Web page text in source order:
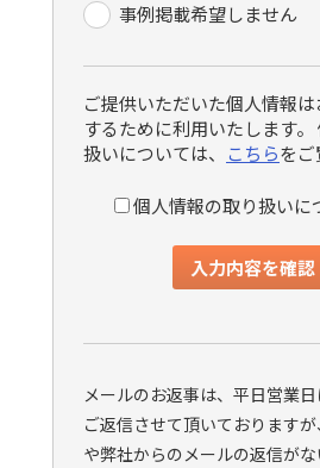
事例掲載希望しません
ご提供いただいた個人情報
するために利用いたします。
扱いについては、 こちらをご
個人情報の取り扱いに
メールのお返事は、平日営業
ご返信させて頂いております
や弊社からのメールの返信が